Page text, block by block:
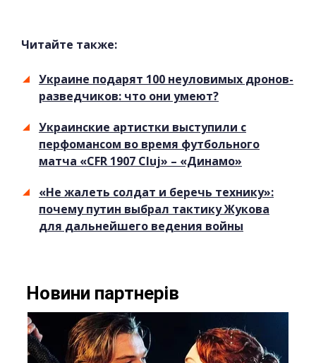
Читайте также:
Украине подарят 100 неуловимых дронов-
разведчиков: что они умеют?
Украинские артистки выступили с
перфомансом во время футбольного
матча «CFR 1907 Cluj» – «Динамо»
«Не жалеть солдат и беречь технику»:
почему путин выбрал тактику Жукова
для дальнейшего ведения войны